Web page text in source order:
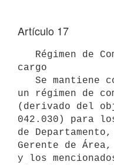
Artículo 17
cargo
un régimen de
(derivado del
042.030) para
de
Gerente de
y los